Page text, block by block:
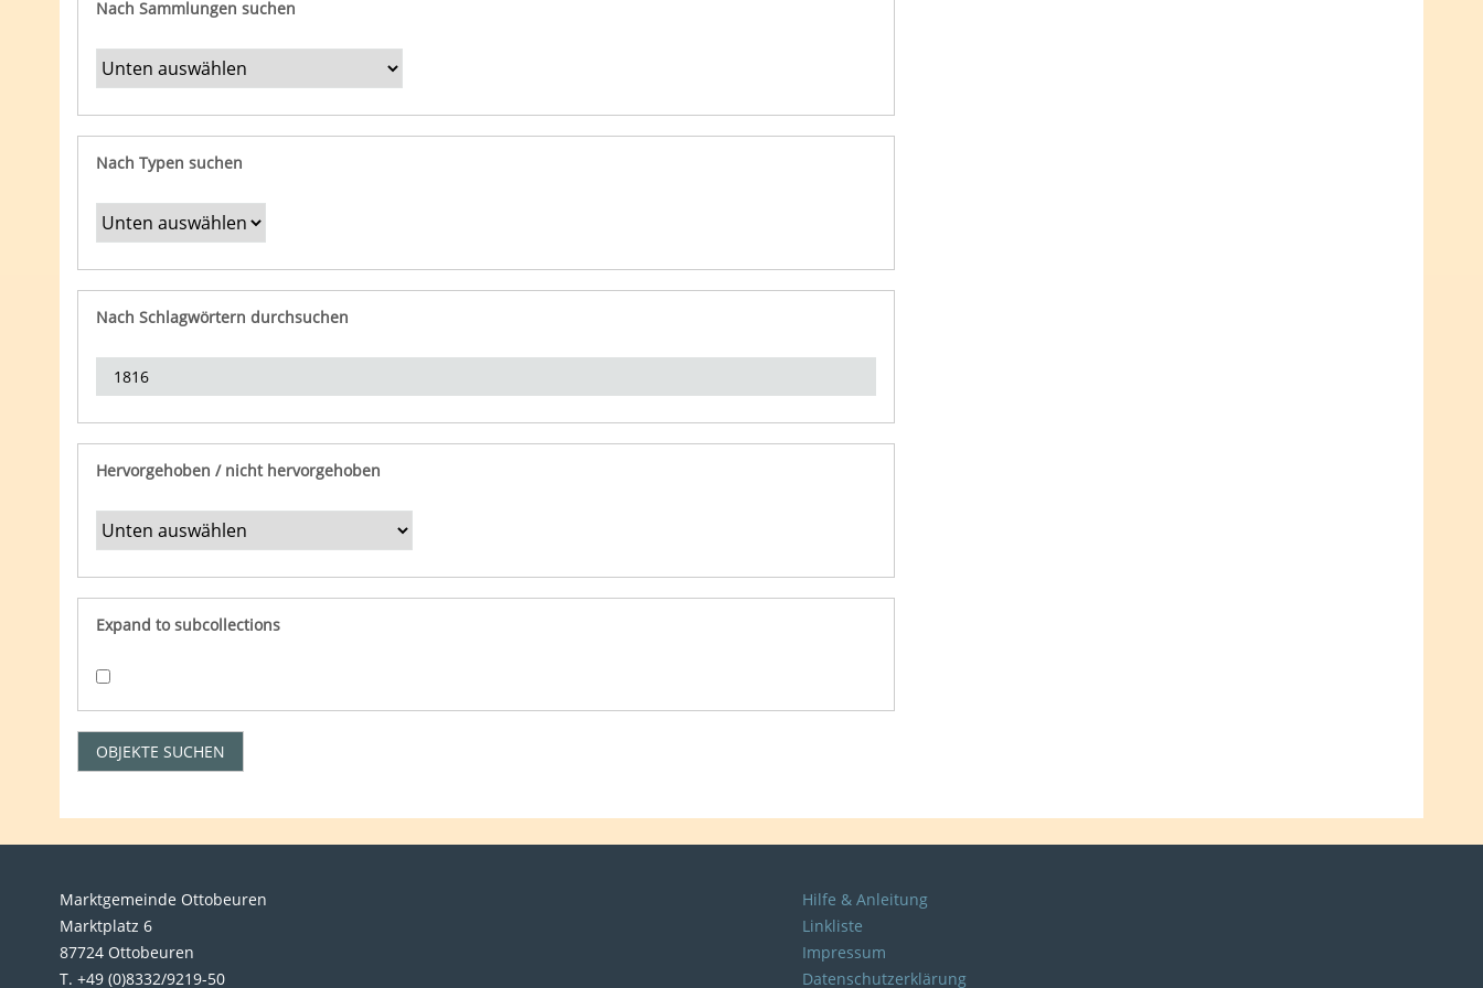
Nach Sammlungen suchen
Nach Typen suchen
Nach Schlagwörtern durchsuchen
Hervorgehoben / nicht hervorgehoben
Expand to subcollections
Marktgemeinde Ottobeuren
Marktplatz 6
87724 Ottobeuren
T. +49 (0)8332/9219-50
Hilfe & Anleitung
Linkliste
Impressum
Datenschutzerklärung